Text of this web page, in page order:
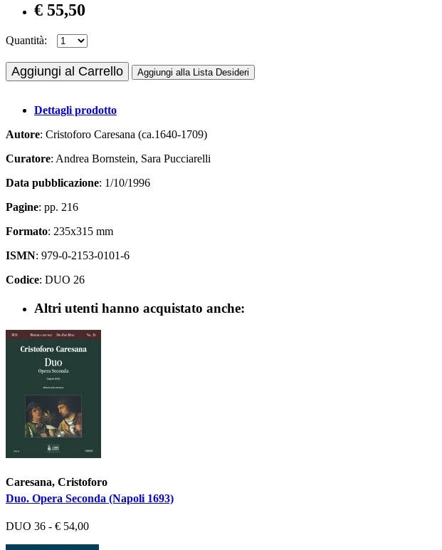
€ 55,50
Quantità:
Aggiungi al Carrello Aggiungi alla Lista Desideri
Dettagli prodotto
Autore: Cristoforo Caresana (ca.1640-1709)
Curatore: Andrea Bornstein, Sara Pucciarelli
Data pubblicazione: 1/10/1996
Pagine: pp. 216
Formato: 235x315 mm
ISMN: 979-0-2153-0101-6
Codice: DUO 26
Altri utenti hanno acquistato anche:
Caresana, Cristoforo
Duo. Opera Seconda (Napoli 1693)
DUO 36 - € 54,00